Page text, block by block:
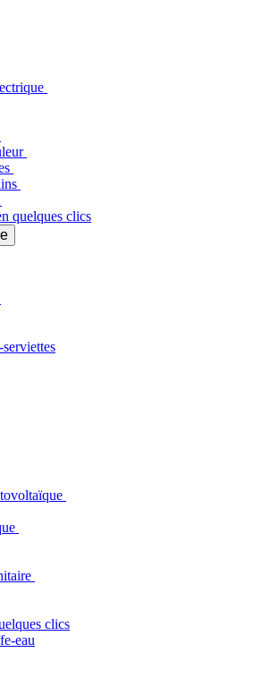
quelques clics
clics
eau